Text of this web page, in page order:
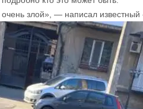
очень злой», — написал известный